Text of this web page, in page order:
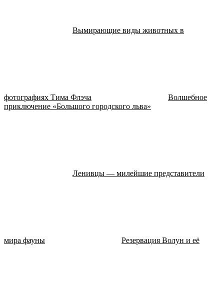
Вымирающие виды животных в
фотографиях Тима Флэча
Волшебное
приключение «Большого городского льва»
Ленивцы — милейшие представители
мира фауны Резервация Волун и её